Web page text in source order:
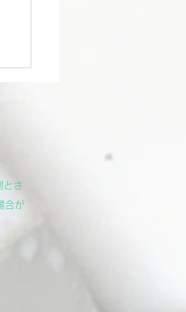
とさ
合が